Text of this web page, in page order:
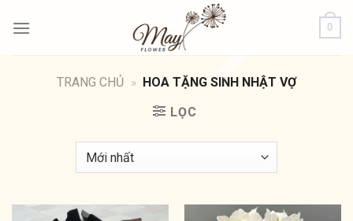
qua
0
TRANG CHỦ » HOA TẶNG SINH NHẬT VỢ
LỌC